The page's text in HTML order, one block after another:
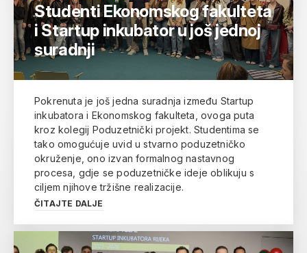
Studenti Ekonomskog fakulteta
i Startup inkubator u još jednoj
suradnji
Pokrenuta je još jedna suradnja između Startup
inkubatora i Ekonomskog fakulteta, ovoga puta
kroz kolegij Poduzetnički projekt. Studentima se
tako omogućuje uvid u stvarno poduzetničko
okruženje, ono izvan formalnog nastavnog
procesa, gdje se poduzetničke ideje oblikuju s
ciljem njihove tržišne realizacije.
ČITAJTE DALJE